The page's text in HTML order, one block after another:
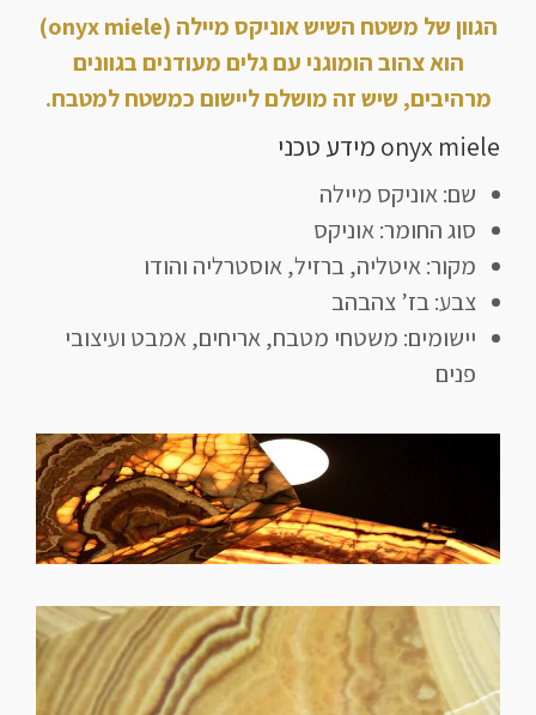
הגוון של משטח השיש אוניקס מיילה (onyx miele)
הוא צהוב הומוגני עם גלים מעודנים בגוונים
מרהיבים, שיש זה מושלם ליישום כמשטח למטבח.
onyx miele מידע טכני
שם: אוניקס מיילה
סוג החומר: אוניקס
מקור: איטליה, ברזיל, אוסטרליה והודו
צבע: בז’ צהבהב
יישומים: משטחי מטבח, אריחים, אמבט ועיצובי
פנים